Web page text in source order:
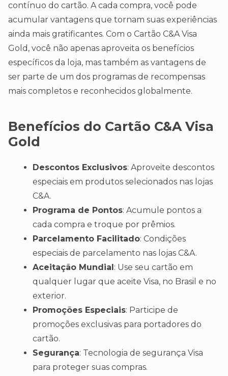
contínuo do cartão. A cada compra, você pode
acumular vantagens que tornam suas experiências
ainda mais gratificantes. Com o Cartão C&A Visa
Gold, você não apenas aproveita os benefícios
específicos da loja, mas também as vantagens de
ser parte de um dos programas de recompensas
mais completos e reconhecidos globalmente.
Benefícios do Cartão C&A Visa
Gold
Descontos Exclusivos: Aproveite descontos
especiais em produtos selecionados nas lojas
C&A.
Programa de Pontos: Acumule pontos a
cada compra e troque por prêmios.
Parcelamento Facilitado: Condições
especiais de parcelamento nas lojas C&A.
Aceitação Mundial : Use seu cartão em
qualquer lugar que aceite Visa, no Brasil e no
exterior.
Promoções Especiais: Participe de
promoções exclusivas para portadores do
cartão.
Segurança: Tecnologia de segurança Visa
para proteger suas compras.